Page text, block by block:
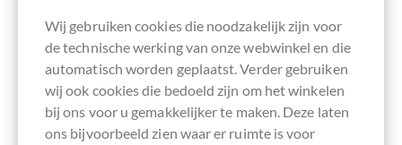
Wij gebruiken cookies die noodzakelijk zijn voor
de technische werking van onze webwinkel en die
automatisch worden geplaatst. Verder gebruiken
wij ook cookies die bedoeld zijn om het winkelen
bij ons voor u gemakkelijker te maken. Deze laten
ons bijvoorbeeld zien waar er ruimte is voor